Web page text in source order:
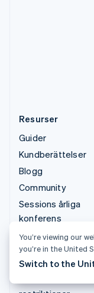
Resurser
Guider
Kundberättelser
Blogg
Community
Sessions årliga
konferens
Sekretess och
Förbjudna
och
You’re viewing our
you’re in the United
Switch to the